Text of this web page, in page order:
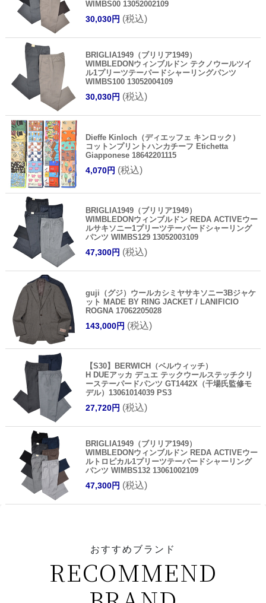
WIMBS00 13052002109
30,030円 (税込)
BRIGLIA1949（ブリリア1949）
WIMBLEDONウィンブルドン テクノウールツイ
ル1プリーツテーパードシャーリングパンツ
WIMBS100 13052004109
30,030円 (税込)
Dieffe Kinloch（ディエッフェ キンロック）
コットンプリントハンカチーフ Etichetta
Giapponese 18642201115
4,070円 (税込)
BRIGLIA1949（ブリリア1949）
WIMBLEDONウィンブルドン REDA ACTIVEウー
ルサキソニー1プリーツテーパードシャーリング
パンツ WIMBS129 13052003109
47,300円 (税込)
guji（グジ）ウールカシミヤサキソニー3Bジャケ
ット MADE BY RING JACKET / LANIFICIO
ROGNA 17062205028
143,000円 (税込)
【S30】BERWICH（ベルウィッチ）
H DUEアッカ デュエ テックウールステッチクリ
ーステーパードパンツ GT1442X（干場氏監修モ
デル）13061014039 PS3
27,720円 (税込)
BRIGLIA1949（ブリリア1949）
WIMBLEDONウィンブルドン REDA ACTIVEウー
ルトロピカル1プリーツテーパードシャーリング
パンツ WIMBS132 13061002109
47,300円 (税込)
おすすめブランド
RECOMMEND